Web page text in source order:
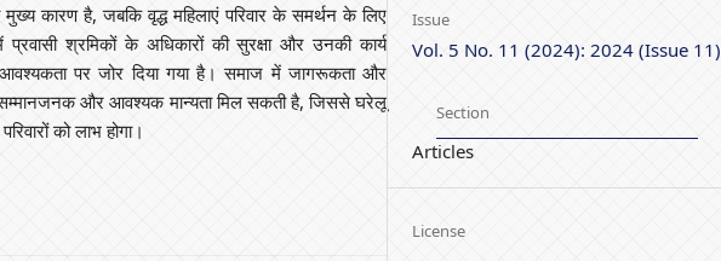
कारण है, जबकि वृद्ध महिलाएं परिवार के समर्थन के लिए
श्रमिकों के अधिकारों की सुरक्षा और उनकी कार्य
आवश्यकता पर जोर दिया गया है। समाज में जागरूकता और
और आवश्यक मान्यता मिल सकती है, जिससे घरेलू
को लाभ होगा।
Issue
Vol. 5 No. 11 (2024): 2024 (Issue 11)
Section
Articles
License